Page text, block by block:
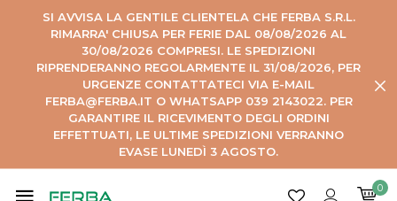
SI AVVISA LA GENTILE CLIENTELA CHE FERBA S.R.L.
RIMARRA' CHIUSA PER FERIE DAL 08/08/2026 AL
30/08/2026 COMPRESI. LE SPEDIZIONI
RIPRENDERANNO REGOLARMENTE IL 31/08/2026, PER
URGENZE CONTATTATECI VIA E-MAIL
FERBA@FERBA.IT O WHATSAPP 039 2143022. PER
GARANTIRE IL RICEVIMENTO DEGLI ORDINI
EFFETTUATI, LE ULTIME SPEDIZIONI VERRANNO
EVASE LUNEDÌ 3 AGOSTO.
0